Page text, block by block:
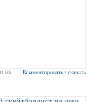
Kb Комментировать / скачать